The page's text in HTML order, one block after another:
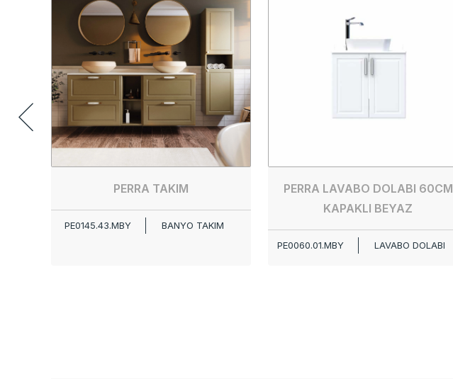
PERRA TAKIM
PE0145.43.MBY BANYO TAKIM
PERRA LAVABO DOLABI 60CM
KAPAKLI BEYAZ
PE0060.01.MBY LAVABO DOLABI